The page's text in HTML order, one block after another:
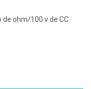
de ohm/100 v de CC